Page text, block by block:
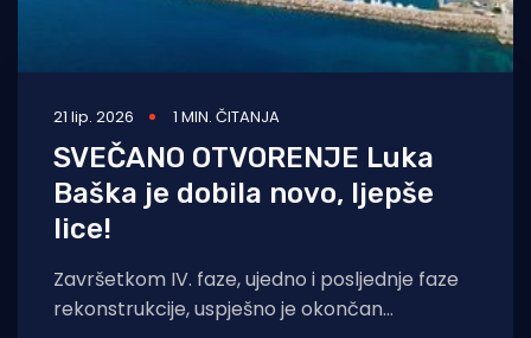
21 lip. 2026 1 MIN. ČITANJA
SVEČANO OTVORENJE Luka
Baška je dobila novo, ljepše
lice!
Završetkom IV. faze, ujedno i posljednje faze
rekonstrukcije, uspješno je okončan